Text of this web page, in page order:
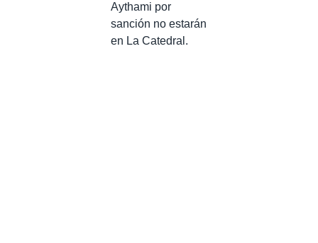
Aythami por
sanción no estarán
en La Catedral.